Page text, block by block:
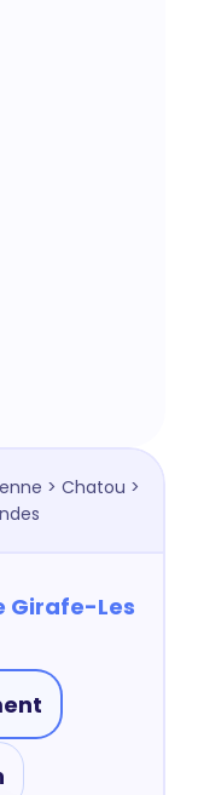
> Chatou >
Girafe-Les